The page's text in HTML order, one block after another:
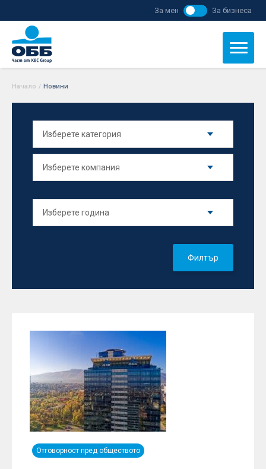
За мен За бизнеса
Начало / Новини
Филтър
Отговорност пред обществото